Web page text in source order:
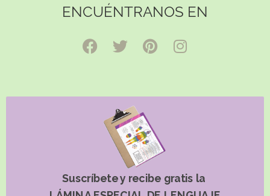
ENCUÉNTRANOS EN
Suscríbete y recibe gratis la